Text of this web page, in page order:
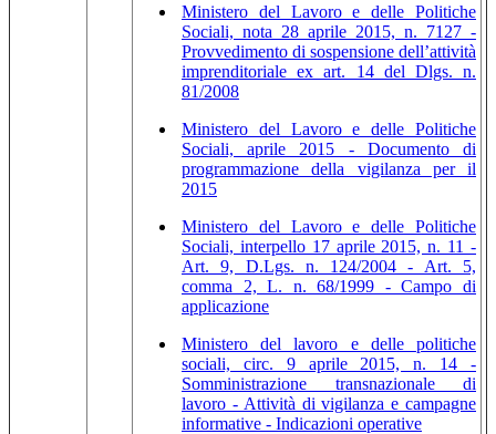
Ministero del Lavoro e delle Politiche
Sociali, nota 28 aprile 2015, n. 7127 -
Provvedimento di sospensione dell’attività
imprenditoriale ex art. 14 del Dlgs. n.
81/2008
Ministero del Lavoro e delle Politiche
Sociali, aprile 2015 - Documento di
programmazione della vigilanza per il
2015
Ministero del Lavoro e delle Politiche
Sociali, interpello 17 aprile 2015, n. 11 -
Art. 9, D.Lgs. n. 124/2004 - Art. 5,
comma 2, L. n. 68/1999 - Campo di
applicazione
Ministero del lavoro e delle politiche
sociali, circ. 9 aprile 2015, n. 14 -
Somministrazione transnazionale di
lavoro - Attività di vigilanza e campagne
informative - Indicazioni operative